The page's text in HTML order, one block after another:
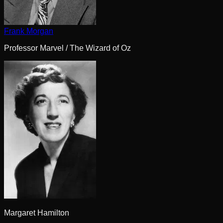
Frank Morgan
Professor Marvel / The Wizard of Oz
Margaret Hamilton